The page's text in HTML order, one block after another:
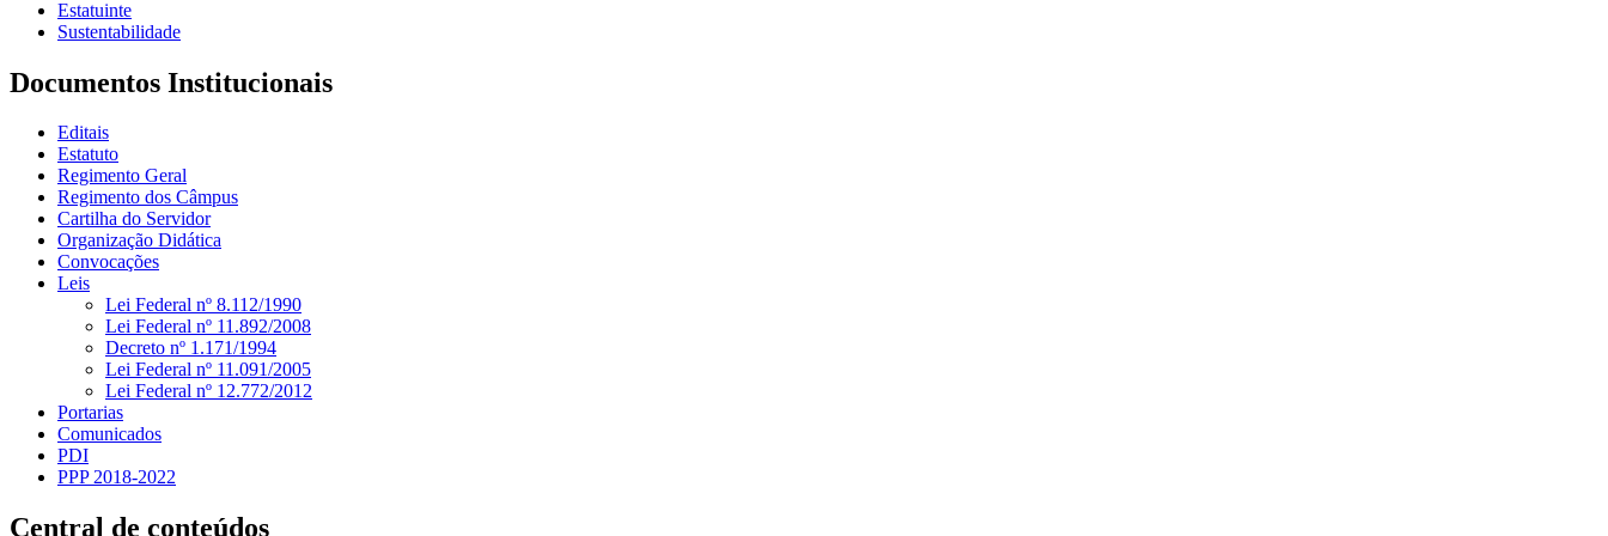
Estatuinte
Sustentabilidade
Documentos Institucionais
Editais
Estatuto
Regimento Geral
Regimento dos Câmpus
Cartilha do Servidor
Organização Didática
Convocações
Leis
Lei Federal nº 8.112/1990
Lei Federal nº 11.892/2008
Decreto nº 1.171/1994
Lei Federal nº 11.091/2005
Lei Federal nº 12.772/2012
Portarias
Comunicados
PDI
PPP 2018-2022
Central de conteúdos